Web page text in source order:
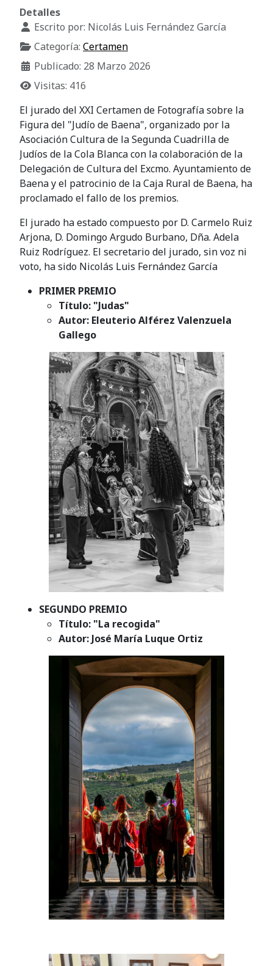
Detalles
Escrito por: Nicolás Luis Fernández García
Categoría: Certamen
Publicado: 28 Marzo 2026
Visitas: 416
El jurado del XXI Certamen de Fotografía sobre la
Figura del "Judío de Baena", organizado por la
Asociación Cultura de la Segunda Cuadrilla de
Judíos de la Cola Blanca con la colaboración de la
Delegación de Cultura del Excmo. Ayuntamiento de
Baena y el patrocinio de la Caja Rural de Baena, ha
proclamado el fallo de los premios.
El jurado ha estado compuesto por D. Carmelo Ruiz
Arjona, D. Domingo Argudo Burbano, Dña. Adela
Ruiz Rodríguez. El secretario del jurado, sin voz ni
voto, ha sido Nicolás Luis Fernández García
PRIMER PREMIO
Título: "Judas"
Autor: Eleuterio Alférez Valenzuela
Gallego
SEGUNDO PREMIO
Título: "La recogida"
Autor: José María Luque Ortiz